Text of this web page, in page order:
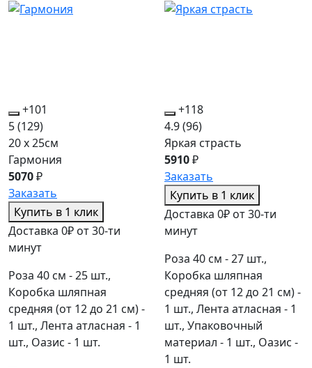
+101
5(129)
20 x 25см
Гармония
5070₽
Заказать
Купить в 1 клик
Доставка 0₽ от 30-ти
минут
Роза 40 см - 25 шт.,
Коробка шляпная
средняя (от 12 до 21 см) -
1 шт., Лента атласная - 1
шт., Оазис - 1 шт.
+118
4.9(96)
Яркая страсть
5910₽
Заказать
Купить в 1 клик
Доставка 0₽ от 30-ти
минут
Роза 40 см - 27 шт.,
Коробка шляпная
средняя (от 12 до 21 см) -
1 шт., Лента атласная - 1
шт., Упаковочный
материал - 1 шт., Оазис -
1 шт.